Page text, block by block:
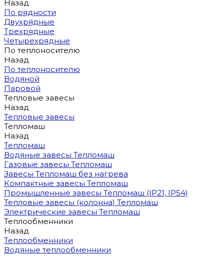
Назад
По рядности
Двухрядные
Трехрядные
Четырехрядные
По теплоносителю
Назад
По теплоносителю
Водяной
Паровой
Тепловые завесы
Назад
Тепловые завесы
Тепломаш
Назад
Тепломаш
Водяные завесы Тепломаш
Газовые завесы Тепломаш
Завесы Тепломаш без нагрева
Компактные завесы Тепломаш
Промышленные завесы Тепломаш (IP21, IP54)
Тепловые завесы (колонна) Тепломаш
Электрические завесы Тепломаш
Теплообменники
Назад
Теплообменники
Водяные теплообменники